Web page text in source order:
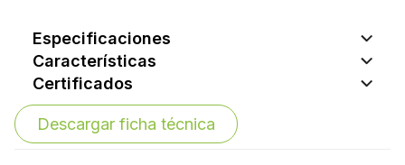
Especificaciones
Características
Certificados
Descargar ficha técnica